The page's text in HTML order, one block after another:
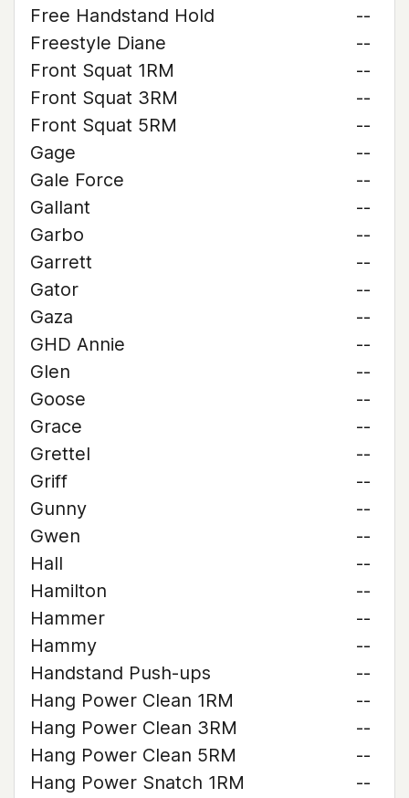
Free Handstand Hold
--
Freestyle Diane
--
Front Squat 1RM
--
Front Squat 3RM
--
Front Squat 5RM
--
Gage
--
Gale Force
--
Gallant
--
Garbo
--
Garrett
--
Gator
--
Gaza
--
GHD Annie
--
Glen
--
Goose
--
Grace
--
Grettel
--
Griff
--
Gunny
--
Gwen
--
Hall
--
Hamilton
--
Hammer
--
Hammy
--
Handstand Push-ups
--
Hang Power Clean 1RM
--
Hang Power Clean 3RM
--
Hang Power Clean 5RM
--
Hang Power Snatch 1RM
--